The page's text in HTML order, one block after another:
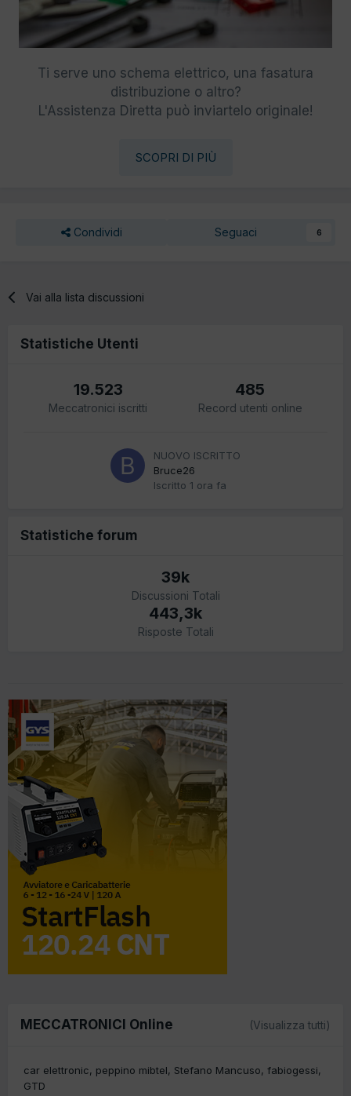
Ti serve uno schema elettrico, una fasatura
distribuzione o altro?
L'Assistenza Diretta può inviartelo originale!
SCOPRI DI PIÙ
Condividi Seguaci 6
Vai alla lista discussioni
Statistiche Utenti
19.523
Meccatronici iscritti
485
Record utenti online
NUOVO ISCRITTO
Bruce26
Iscritto 1 ora fa
Statistiche forum
39k
Discussioni Totali
443,3k
Risposte Totali
MECCATRONICI Online (Visualizza tutti)
car elettronic peppino mibtel Stefano Mancuso fabiogessi
GTD